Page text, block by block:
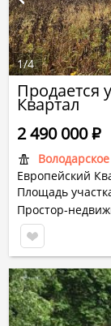
Продается
Квартал
Европейский
Площадь
2 490 000Р
Простор-
1/4